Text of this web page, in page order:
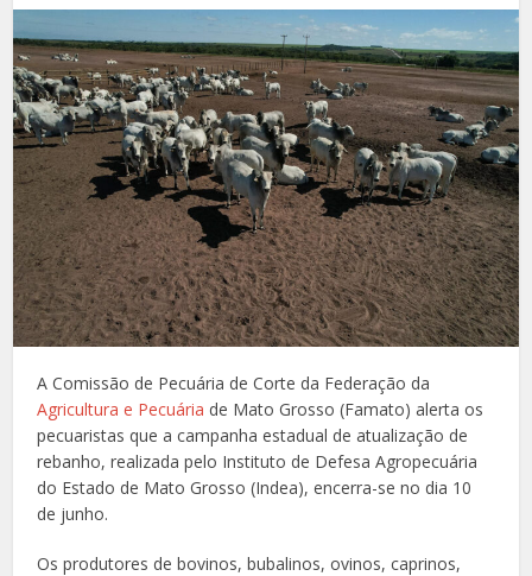
A Comissão de Pecuária de Corte da Federação da
Agricultura e Pecuária de Mato Grosso (Famato) alerta os
pecuaristas que a campanha estadual de atualização de
rebanho, realizada pelo Instituto de Defesa Agropecuária
do Estado de Mato Grosso (Indea), encerra-se no dia 10
de junho.
Os produtores de bovinos, bubalinos, ovinos, caprinos,